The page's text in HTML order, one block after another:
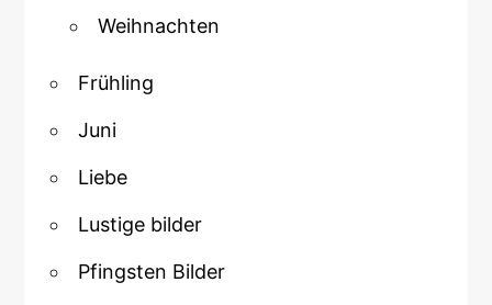
Weihnachten
Frühling
Juni
Liebe
Lustige bilder
Pfingsten Bilder